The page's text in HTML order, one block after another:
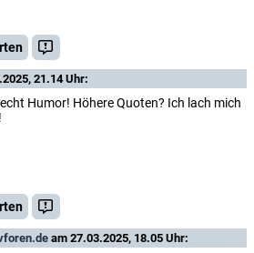
21.14 Uhr:
Humor! Höhere Quoten? Ich lach mich
am 27.03.2025, 18.05 Uhr: